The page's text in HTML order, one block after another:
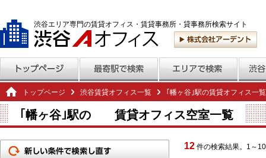
渋谷エリア専門の賃貸オフィス・賃貸事務所・貸事務所検索サイト
トップページ 渋谷賃貸オフィス一覧 ｢幡ヶ谷｣駅の賃貸オフィス一覧
｢幡ヶ谷｣駅の 賃貸オフィス空室一覧
12 件の検索結果。1～